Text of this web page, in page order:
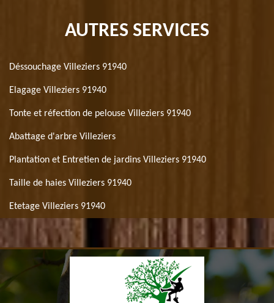
AUTRES SERVICES
Déssouchage Villeziers 91940
Elagage Villeziers 91940
Tonte et réfection de pelouse Villeziers 91940
Abattage d'arbre Villeziers
Plantation et Entretien de jardins Villeziers 91940
Taille de haies Villeziers 91940
Etetage Villeziers 91940